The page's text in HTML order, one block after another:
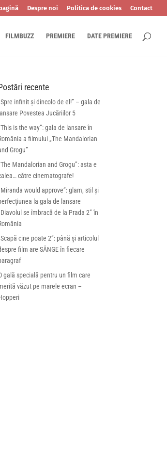
Despre noi Politica de cookies Contact
FILMBUZZ PREMIERE DATE PREMIERE
recente
infinit și dincolo de el!” – gala de
lansare Povestea Jucăriilor 5
is the way”: gala de lansare în
a filmului „The Mandalorian
Grogu”
Mandalorian and Grogu”: asta e
către cinematografe!
would approve”: glam, stil și
la gala de lansare
se îmbracă de la Prada 2” în
cine poate 2”: până și articolul
film are SÂNGE în fiecare
gală specială pentru un film care
văzut pe marele ecran –